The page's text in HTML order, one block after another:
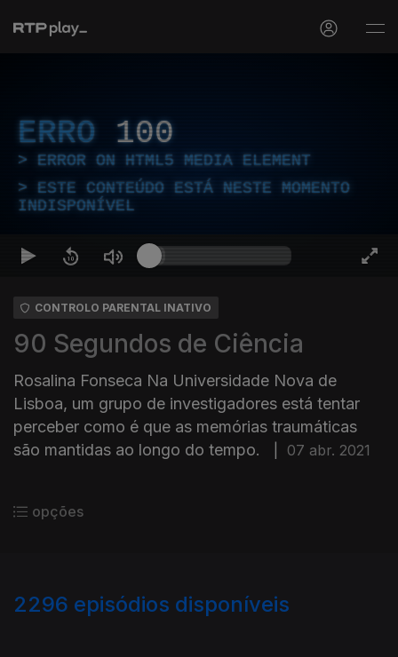
ERRO 100
ERROR ON HTML5 MEDIA ELEMENT
ESTE CONTEÚDO ESTÁ NESTE MOMENTO
INDISPONÍVEL
CONTROLO PARENTAL INATIVO
90 Segundos de Ciência
Rosalina Fonseca Na Universidade Nova de
Lisboa, um grupo de investigadores está tentar
perceber como é que as memórias traumáticas
são mantidas ao longo do tempo.
07 abr. 2021
opções
2296 episódios disponíveis